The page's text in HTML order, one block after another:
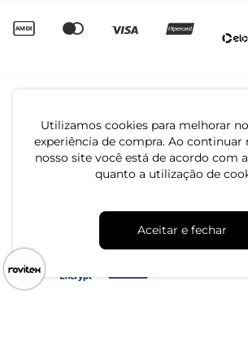
Utilizamos cookies para melhorar
experiência de compra. Ao continuar
nosso site você está de acordo com
quanto a utilização de
Aceitar e fechar
CNPJ: 79.233.672/0001-05
Av. Maria Marangoni, 391 - 89129-080 -